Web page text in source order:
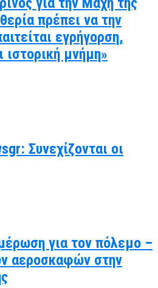
πρέπει να την
εγρήγορση,
ιστορική μνήμη»
Συνεχίζονται οι
για τον πόλεμο –
αεροσκαφών στην